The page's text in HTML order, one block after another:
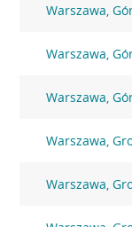
Warszawa,
Warszawa,
Warszawa,
Warszawa,
Warszawa,